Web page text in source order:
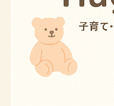
違いは？ など、気にな
もありますよね。 こ
は、 子どもにGPSはい
持たせる家庭が多いの
を持たせる ...